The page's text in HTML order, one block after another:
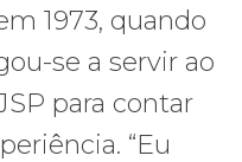
1973, quando
se a servir ao
para contar
“Eu